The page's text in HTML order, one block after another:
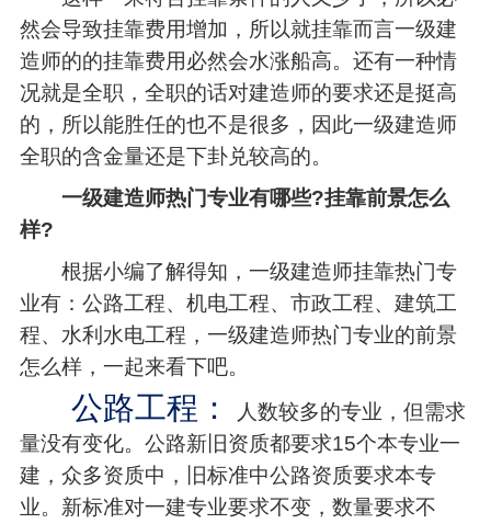
然会导致挂靠费用增加，所以就挂靠而言一级建
造师的的挂靠费用必然会水涨船高。还有一种情
况就是全职，全职的话对建造师的要求还是挺高
的，所以能胜任的也不是很多，因此一级建造师
全职的含金量还是下卦兑较高的。
一级建造师热门专业有哪些?挂靠前景怎么
样?
根据小编了解得知，一级建造师挂靠热门专
业有：公路工程、机电工程、市政工程、建筑工
程、水利水电工程，一级建造师热门专业的前景
怎么样，一起来看下吧。
公路工程：
人数较多的专业，但需求
量没有变化。公路新旧资质都要求15个本专业一
建，众多资质中，旧标准中公路资质要求本专
业。新标准对一建专业要求不变，数量要求不